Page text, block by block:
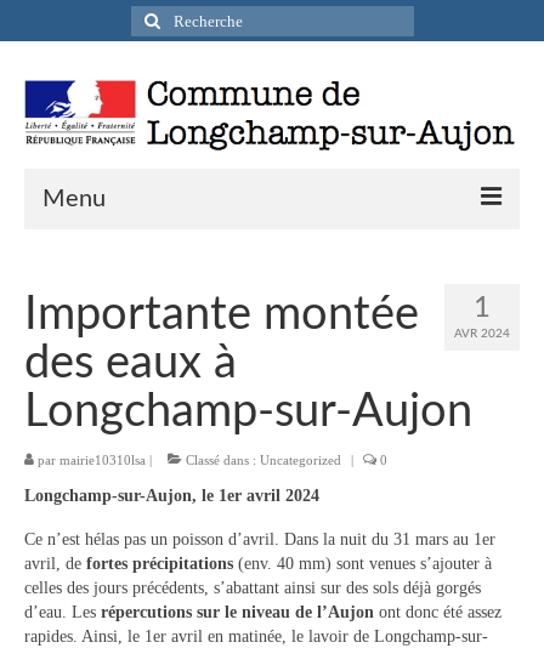
Rechercher
:
Menu
Infos pratiques
Présentation de la commune
Accueil en mairie
Longchamp-sur-Aujon en cartes postales
Tourisme
Hébergement
1
AVR 2024
Importante montée
des eaux à
Longchamp-sur-Aujon
par mairie10310lsa Classé dans : Uncategorized 0
Longchamp-sur-Aujon, le 1er avril 2024
Ce n’est hélas pas un poisson d’avril. Dans la nuit du 31 mars au 1er
avril, de fortes précipitations (env. 40 mm) sont venues s’ajouter à
celles des jours précédents, s’abattant ainsi sur des sols déjà gorgés
d’eau. Les répercutions sur le niveau de l’Aujon ont donc été assez
rapides. Ainsi, le 1er avril en matinée, le lavoir de Longchamp-sur-